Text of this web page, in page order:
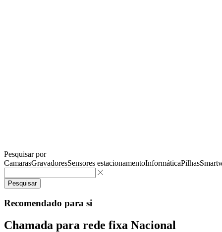
Pesquisar por
CamarasGravadoresSensores estacionamentoInformáticaPilhas
Pesquisar
Recomendado para si
Chamada para rede fixa Nacional